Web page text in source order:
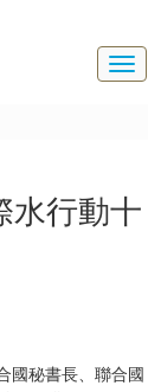
水行動十
蒙宮舉行，由塔吉
國秘書長、聯合國